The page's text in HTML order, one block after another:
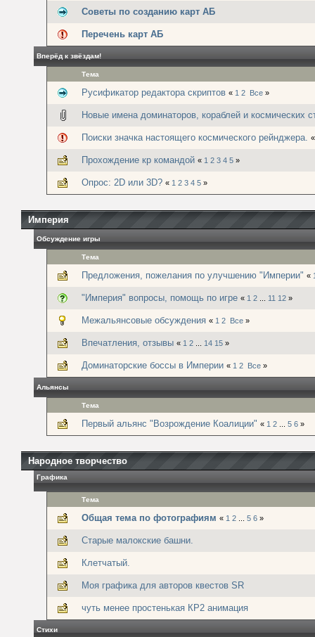
Советы по созданию карт АБ
Перечень карт АБ
Вперёд к звёздам!
Тема
Русификатор редактора скриптов « 1 2 Все »
Новые имена доминаторов, кораблей и космических
Поиски значка настоящего космического рейнджера.
Прохождение кр командой « 1 2 3 4 5 »
Опрос: 2D или 3D? « 1 2 3 4 5 »
Империя
Обсуждение игры
Тема
Предложения, пожелания по улучшению "Империи" «
"Империя" вопросы, помощь по игре « 1 2 11 12 »
Межальянсовые обсуждения « 1 2 Все »
Впечатления, отзывы « 1 2 14 15 »
Доминаторские боссы в Империи « 1 2 Все »
Альянсы
Тема
Первый альянс "Возрождение Коалиции" « 1 2 5 6 »
Народное творчество
Графика
Тема
Общая тема по фотографиям « 1 2 5 6 »
Старые малокские башни.
Клетчатый.
Моя графика для авторов квестов SR
чуть менее простенькая КР2 анимация
Стихи